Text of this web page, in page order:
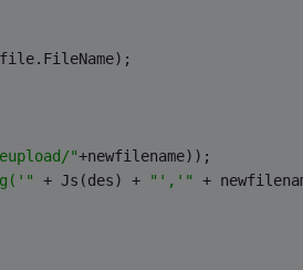
"+newfilename));
+ Js(des) + "','" +